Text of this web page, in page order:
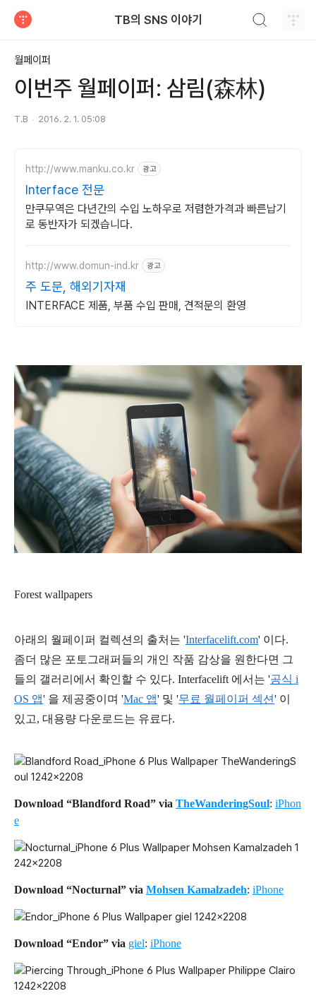
TB의 SNS 이야기
월페이퍼
이번주 월페이퍼: 삼림(森林)
T.B 2016. 2. 1. 05:08
http://www.manku.co.kr 광고
Interface 전문
만쿠무역은 다년간의 수입 노하우로 저렴한가격과 빠른납기
로 동반자가 되겠습니다.
http://www.domun-ind.kr 광고
주 도문, 해외기자재
INTERFACE 제품, 부품 수입 판매, 견적문의 환영
Forest wallpapers
아래의 월페이퍼 컬렉션의 출처는 'Interfacelift.com' 이다.
좀더 많은 포토그래퍼들의 개인 작품 감상을 원한다면 그
들의 갤러리에서 확인할 수 있다. Interfacelift 에서는 '공식 i
OS 앱' 을 제공중이며 'Mac 앱' 및 '무료 월페이퍼 섹션' 이
있고, 대용량 다운로드는 유료다.
Download “Blandford Road” via TheWanderingSoul: iPhon
e
Download “Nocturnal” via Mohsen Kamalzadeh: iPhone
Download “Endor” via giel: iPhone